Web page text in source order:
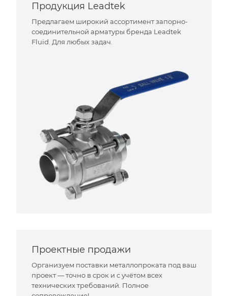
Продукция Leadtek
Предлагаем широкий ассортимент запорно-
соединительной арматуры бренда Leadtek
Fluid. Для любых задач.
Проектные продажи
Организуем поставки металлопроката под ваш
проект — точно в срок и с учётом всех
технических требований. Полное